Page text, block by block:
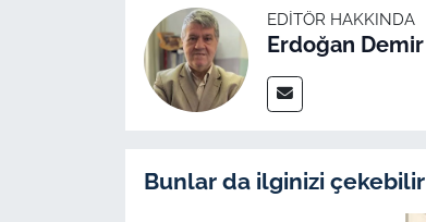
EDITÖR HAKKINDA
Erdoğan Demir
Bunlar da ilginizi çekebilir